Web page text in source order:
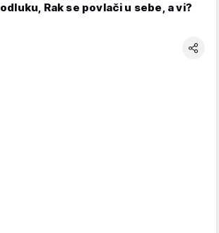
odluku, Rak se povlači u sebe, a vi?